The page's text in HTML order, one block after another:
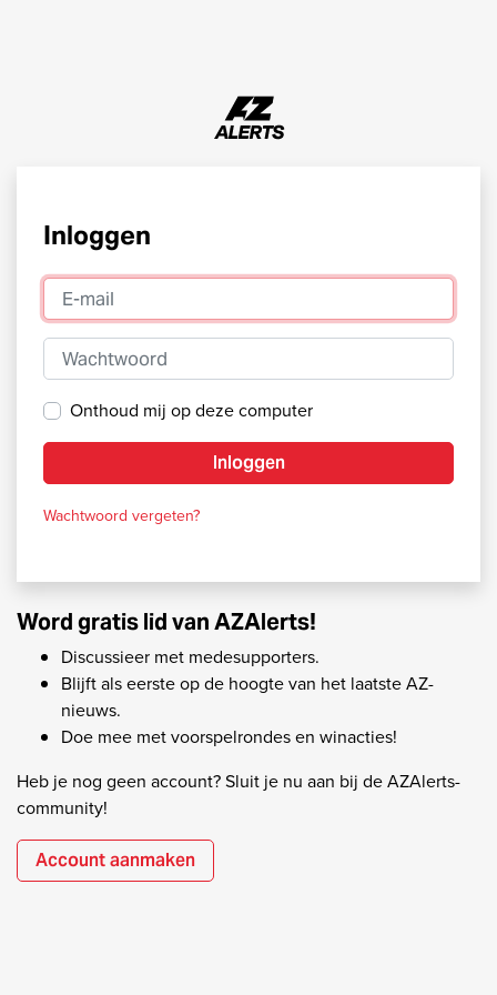
Inloggen
E-mail
Wachtwoord
Onthoud mij op deze computer
Inloggen
Wachtwoord vergeten?
Word gratis lid van AZAlerts!
Discussieer met medesupporters.
Blijft als eerste op de hoogte van het laatste AZ-
nieuws.
Doe mee met voorspelrondes en winacties!
Heb je nog geen account? Sluit je nu aan bij de AZAlerts-
community!
Account aanmaken